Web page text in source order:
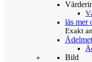
läs mer
Exakt
Bild